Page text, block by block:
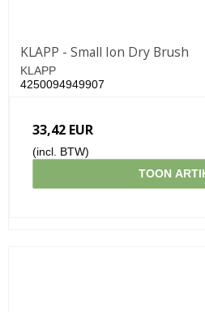
KLAPP - Small Ion Dry Brush
KLAPP
4250094949907
33,42 EUR
(incl. BTW)
TOON